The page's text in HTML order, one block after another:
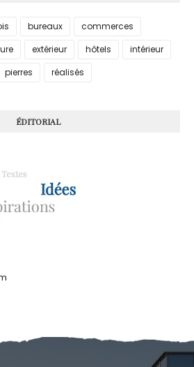
bureaux
commerces
extérieur hôtels
intérieur
pierres réalisés
ÉDITORIAL